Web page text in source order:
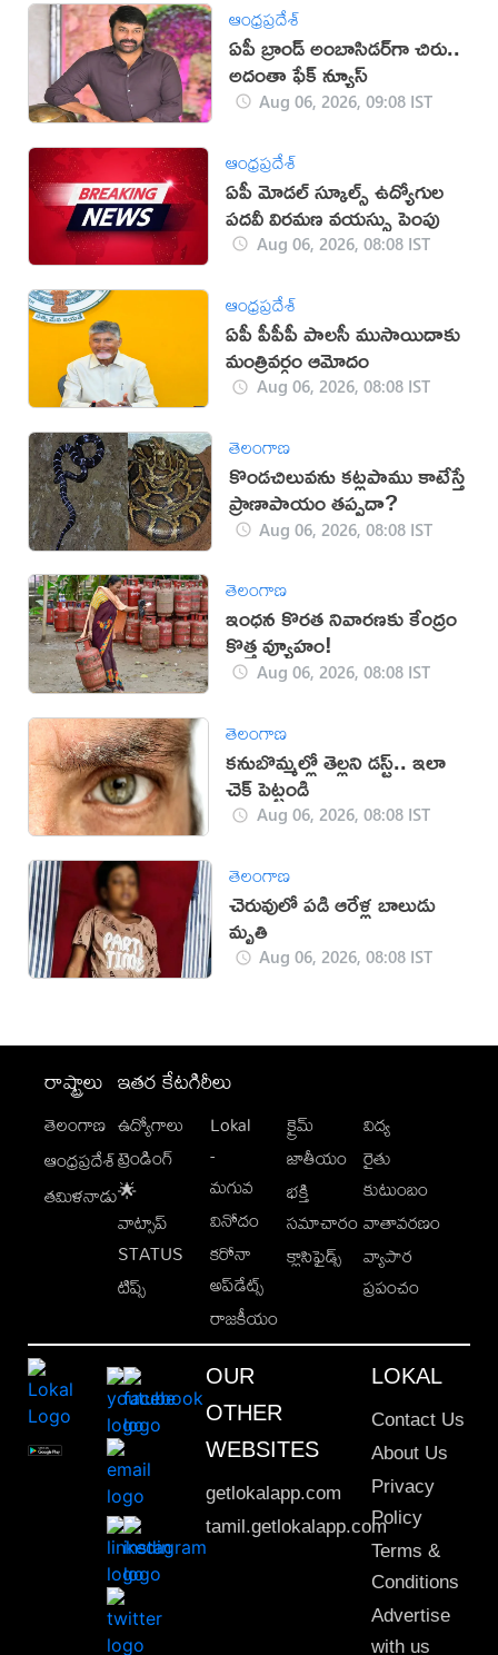
ఆంధ్రప్రదేశ్
ఏపీ బ్రాండ్‌ అంబాసిడర్‌గా చిరు..
అదంతా ఫేక్‌ న్యూస్‌
Aug 06, 2026, 09:08 IST
ఆంధ్రప్రదేశ్
ఏపీ మోడల్ స్కూల్స్ ఉద్యోగుల
పదవీ విరమణ వయస్సు పెంపు
Aug 06, 2026, 08:08 IST
ఆంధ్రప్రదేశ్
ఏపీ పీపీపీ పాలసీ ముసాయిదాకు
మంత్రివర్గం ఆమోదం
Aug 06, 2026, 08:08 IST
తెలంగాణ
కొండచిలువను కట్లపాము కాటేస్తే
ప్రాణాపాయం తప్పదా?
Aug 06, 2026, 08:08 IST
తెలంగాణ
ఇంధన కొరత నివారణకు కేంద్రం
కొత్త వ్యూహం!
Aug 06, 2026, 08:08 IST
తెలంగాణ
కనుబొమ్మల్లో తెల్లని డస్ట్.. ఇలా
చెక్ పెట్టండి
Aug 06, 2026, 08:08 IST
తెలంగాణ
చెరువులో పడి ఆరేళ్ల బాలుడు
మృతి
Aug 06, 2026, 08:08 IST
రాష్ట్రాలు
తెలంగాణ
ఆంధ్రప్రదేశ్
తమిళనాడు
ఇతర కేటగిరీలు
ఉద్యోగాలు
ట్రెండింగ్
🌟
వాట్సాప్
STATUS
టిప్స్
Lokal
-
మగువ
వినోదం
కరోనా
అప్‌డేట్స్
రాజకీయం
క్రైమ్
జాతీయం
భక్తి
సమాచారం
క్లాసిఫైడ్స్
విద్య
రైతు
కుటుంబం
వాతావరణం
వ్యాపార
ప్రపంచం
OUR
OTHER
WEBSITES
getlokalapp.com
tamil.getlokalapp.com
LOKAL
Contact Us
About Us
Privacy
Policy
Terms &
Conditions
Advertise
with us